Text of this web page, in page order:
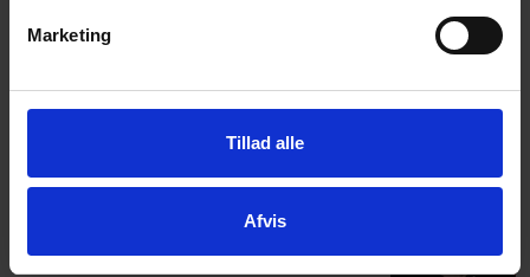
Marketing
Tillad alle
Afvis
skal godkendes af Finanstilsynet
virksomheden er truet på livet? Carsten